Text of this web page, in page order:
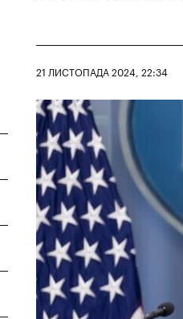
21 ЛИСТОПАДА 2024, 22:34